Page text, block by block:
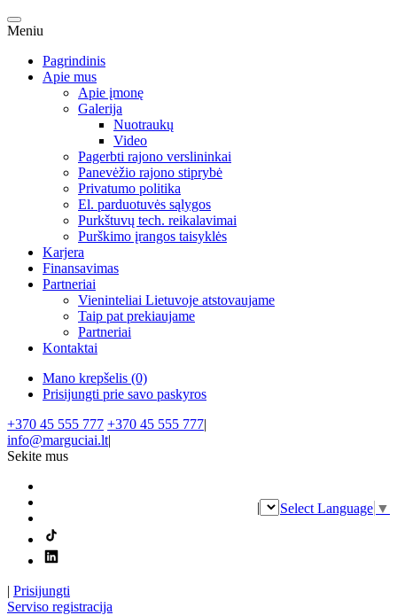
Meniu
Pagrindinis
Apie mus
Apie įmonę
Galerija
Nuotraukų
Video
Pagerbti rajono verslininkai
Panevėžio rajono stiprybė
Privatumo politika
El. parduotuvės sąlygos
Purkštuvų tech. reikalavimai
Purškimo įrangos taisyklės
Karjera
Finansavimas
Partneriai
Vieninteliai Lietuvoje atstovaujame
Taip pat prekiaujame
Partneriai
Kontaktai
Mano krepšelis (0)
Prisijungti prie savo paskyros
+370 45 555 777 +370 45 555 777|
info@marguciai.lt|
Sekite mus
| Prisijungti
| Select Language ▼
Serviso registracija